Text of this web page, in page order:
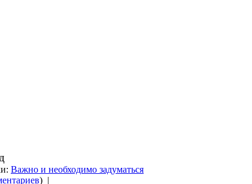
Важно и необходимо задуматься
) |